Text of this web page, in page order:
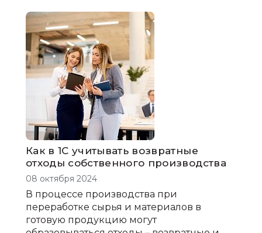
стандарт бухгалтерского учета
учет материальных запасов
основное средство
Как в 1С учитывать возвратные
отходы собственного производства
08 октября 2024
В процессе производства при
переработке сырья и материалов в
готовую продукцию могут